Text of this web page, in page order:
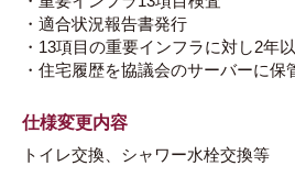
・適合状況報告書発行
・13項目の重要インフラに対し2年
・住宅履歴を協議会のサーバーに保
仕様変更内容
トイレ交換、シャワー水栓交換等